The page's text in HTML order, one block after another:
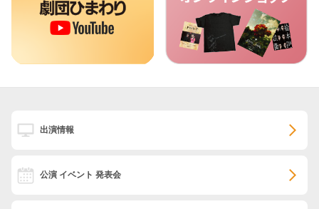
出演情報
公演 イベント 発表会